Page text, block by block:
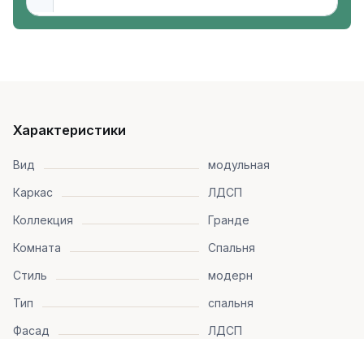
Характеристики
Вид
модульная
Каркас
ЛДСП
Коллекция
Гранде
Комната
Спальня
Стиль
модерн
Тип
спальня
Фасад
ЛДСП